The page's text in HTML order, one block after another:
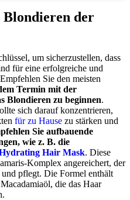
Blondieren der
um sicherzustellen, dass
für eine erfolgreiche und
Sie den meisten
Termin mit der
Blondieren zu beginnen.
sich darauf konzentrieren,
für zu Hause zu stärken und
Sie aufbauende
wie z. B. die
Hair Mask. Diese
Komplex angereichert, der
pflegt. Die Formel enthält
die das Haar